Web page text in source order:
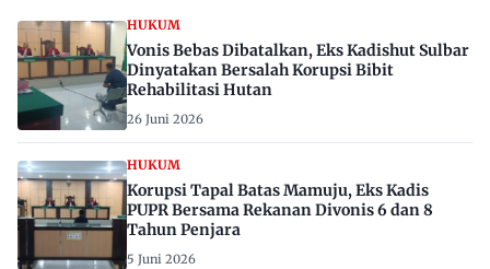
HUKUM
Vonis Bebas Dibatalkan, Eks Kadishut Sulbar
Dinyatakan Bersalah Korupsi Bibit
Rehabilitasi Hutan
26 Juni 2026
HUKUM
Korupsi Tapal Batas Mamuju, Eks Kadis
PUPR Bersama Rekanan Divonis 6 dan 8
Tahun Penjara
5 Juni 2026